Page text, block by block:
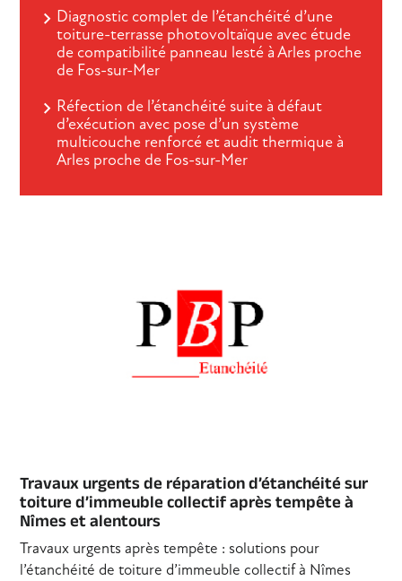
Diagnostic complet de l’étanchéité d’une
toiture-terrasse photovoltaïque avec étude
de compatibilité panneau lesté à Arles proche
de Fos-sur-Mer
Réfection de l’étanchéité suite à défaut
d’exécution avec pose d’un système
multicouche renforcé et audit thermique à
Arles proche de Fos-sur-Mer
Travaux urgents de réparation d’étanchéité sur
toiture d’immeuble collectif après tempête à
Nîmes et alentours
Travaux urgents après tempête : solutions pour
l’étanchéité de toiture d’immeuble collectif à Nîmes